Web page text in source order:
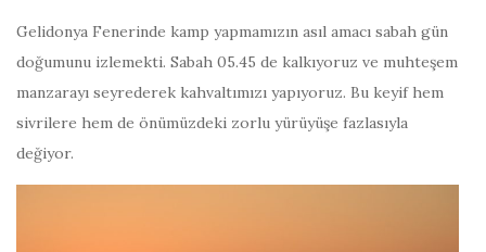
Gelidonya Fenerinde kamp yapmamızın asıl amacı sabah gün
doğumunu izlemekti. Sabah 05.45 de kalkıyoruz ve muhteşem
manzarayı seyrederek kahvaltımızı yapıyoruz. Bu keyif hem
sivrilere hem de önümüzdeki zorlu yürüyüşe fazlasıyla
değiyor.